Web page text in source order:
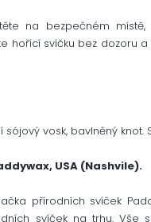
na bezpečném
hořící svíčku bez dozoru
sójový vosk, bavlněný
USA (Nashvile).
přírodních svíček
svíček na trhu.